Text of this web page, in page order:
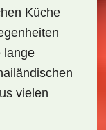
Küche
lange
vielen